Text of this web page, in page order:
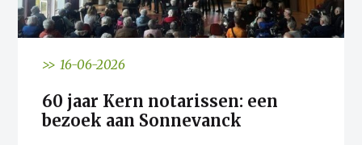
>> 16-06-2026
60 jaar Kern notarissen: een
bezoek aan Sonnevanck